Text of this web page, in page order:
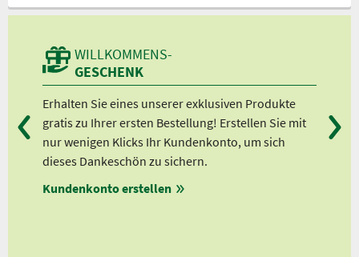
WILLKOMMENS-
GESCHENK
Erhalten Sie eines unserer exklusiven Produkte
gratis zu Ihrer ersten Bestellung! Erstellen Sie mit
nur wenigen Klicks Ihr Kundenkonto, um sich
dieses Dankeschön zu sichern.
Kundenkonto erstellen
Ab